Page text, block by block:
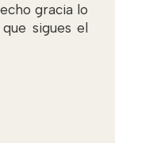
gracia lo
sigues el